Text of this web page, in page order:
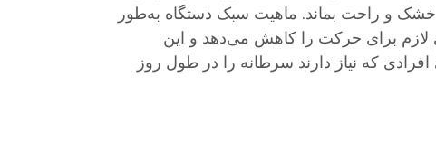
خشک و راحت بماند. ماهیت سبک دستگاه به‌طور
برای حرکت را کاهش می‌دهد و این
که نیاز دارند سرطانه را در طول روز